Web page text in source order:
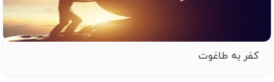
کفر به طاغوت